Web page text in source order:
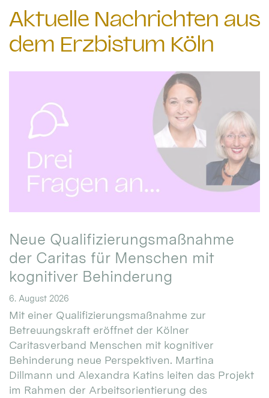
Aktuelle Nachrichten aus
dem Erzbistum Köln
Neue Qualifizierungsmaßnahme
der Caritas für Menschen mit
kognitiver Behinderung
6. August 2026
Mit einer Qualifizierungsmaßnahme zur
Betreuungskraft eröffnet der Kölner
Caritasverband Menschen mit kognitiver
Behinderung neue Perspektiven. Martina
Dillmann und Alexandra Katins leiten das Projekt
im Rahmen der Arbeitsorientierung des